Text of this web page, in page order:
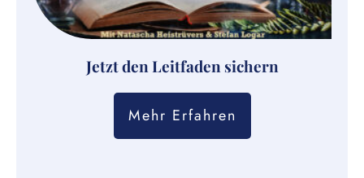
Jetzt den Leitfaden sichern
Mehr Erfahren